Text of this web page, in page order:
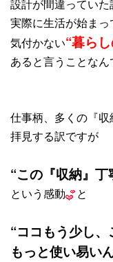
設計が間違っていた
実際に生活が始まっ
気付かない“暮ら
あると言うことなん
仕事柄、多くの『収
拝見する訳ですが
“この『収納』
という感動 と
“ココもう少し
もっと使い易い